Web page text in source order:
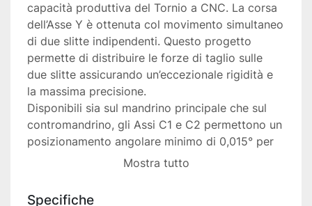
capacità produttiva del Tornio a CNC. La corsa
dell’Asse Y è ottenuta col movimento simultaneo
di due slitte indipendenti. Questo progetto
permette di distribuire le forze di taglio sulle
due slitte assicurando un’eccezionale rigidità e
la massima precisione.
Disponibili sia sul mandrino principale che sul
contromandrino, gli Assi C1 e C2 permettono un
posizionamento angolare minimo di 0,015° per
poter eseguire lavorazioni di contornatura
e prismatici che richiedono anche
Mostra tutto
Specifiche